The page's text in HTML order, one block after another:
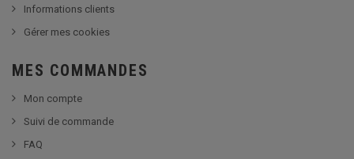
Informations clients
Gérer mes cookies
MES COMMANDES
Mon compte
Suivi de commande
FAQ